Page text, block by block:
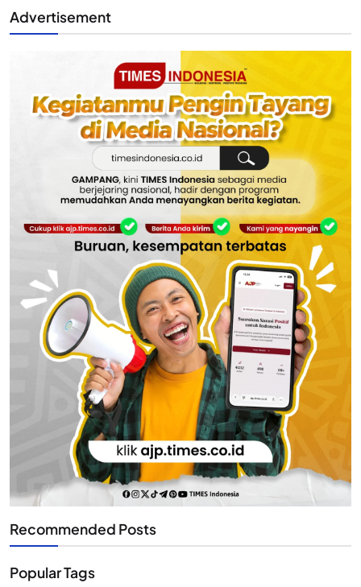
Advertisement
Recommended Posts
Popular Tags